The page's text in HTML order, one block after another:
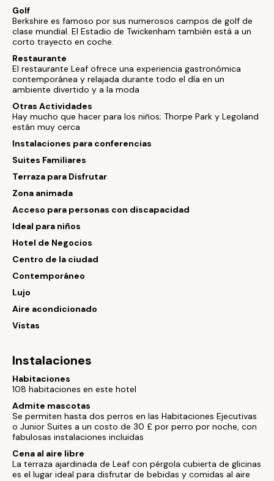
Golf
Berkshire es famoso por sus numerosos campos de golf de
clase mundial. El Estadio de Twickenham también está a un
corto trayecto en coche.
Restaurante
El restaurante Leaf ofrece una experiencia gastronómica
contemporánea y relajada durante todo el día en un
ambiente divertido y a la moda
Otras Actividades
Hay mucho que hacer para los niños; Thorpe Park y Legoland
están muy cerca
Instalaciones para conferencias
Suites Familiares
Terraza para Disfrutar
Zona animada
Acceso para personas con discapacidad
Ideal para niños
Hotel de Negocios
Centro de la ciudad
Contemporáneo
Lujo
Aire acondicionado
Vistas
Instalaciones
Habitaciones
108 habitaciones en este hotel
Admite mascotas
Se permiten hasta dos perros en las Habitaciones Ejecutivas
o Junior Suites a un costo de 30 £ por perro por noche, con
fabulosas instalaciones incluidas
Cena al aire libre
La terraza ajardinada de Leaf con pérgola cubierta de glicinas
es el lugar ideal para disfrutar de bebidas y comidas al aire